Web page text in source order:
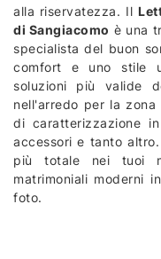
alla riservatezza. Il
di Sangiacomo è una
specialista del buon
comfort e uno stile
soluzioni più valide
nell'arredo per la zona
di caratterizzazione
accessori e tanto
più totale nei tuoi
matrimoniali moderni
foto.